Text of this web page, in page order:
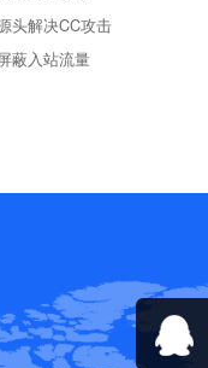
头解决CC攻击
蔽入站流量